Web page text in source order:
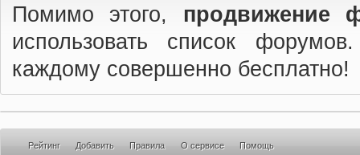
Помимо этого, продвижение
использовать список
каждому совершенно бесплатно!
Рейтинг Добавить Правила О сервисе Помощь